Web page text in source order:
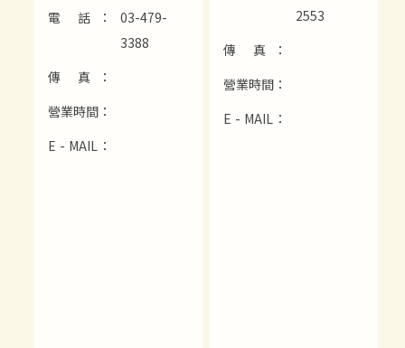
電 話：
03-479-
3388
傳 真：
營業時間：
E - MAIL：
2553
傳 真：
營業時間：
E - MAIL：